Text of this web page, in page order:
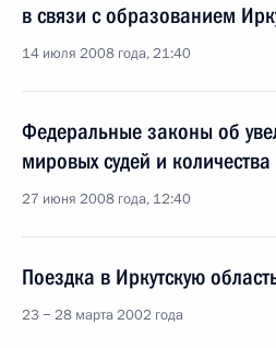
в связи с образованием
14 июля 2008 года, 21:40
Федеральные законы об
мировых судей и количества
27 июня 2008 года, 12:40
Поездка в Иркутскую
23 − 28 марта 2002 года